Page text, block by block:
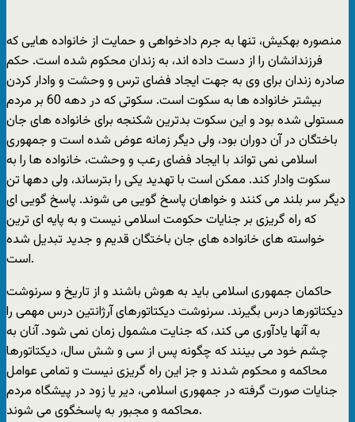
منصوره بهکیش، تنها به جرم دادخواهی و حمایت از خانواده هایی که
فرزندانشان را از دست داده اند، به زندان محکوم شده است. حکم
صادره زندان برای وی به جهت ایجاد فضای ترس و وحشت و وادار کردن
بیشتر خانواده ها به سکوت است. سکوتی که در دهه 60 بر مردم
مستولی شده بود و این سکوت بدترین شکنجه برای خانواده های جان
باختگان در آن دوران بود، ولی دیگر زمانه عوض شده است و جمهوری
اسلامی نمی تواند با ایجاد فضای رعب و وحشت، خانواده ها را به
سکوت وادار کند. ممکن است با تهدید یکی را بترساند، ولی دهها تن
دیگر سر بلند می کنند و خواهان پاسخ گویی می شوند. پاسخ گویی ای
که راه گریزی بر جنایات حکومت اسلامی نیست و به پایه ای ترین
خواسته های خانواده های جان باختگان قدیم و جدید تبدیل شده
است.
حاکمان جمهوری اسلامی باید به هوش باشند و از تاریخ و سرنوشت
دیکتاتورها درس بگیرند. سرنوشت دیکتاتورهای آرژانتین درس مهمی را
به آنها یادآوری می کند، که جنایت مشمول زمان نمی شود. آنان به
چشم خود می بینند که چگونه پس از سی و شش سال، دیکتاتورها
محاکمه و محکوم شدند و جز این راه گریزی نیست و تمامی عوامل
جنایات صورت گرفته در جمهوری اسلامی، دیر یا زود در پیشگاه مردم
محاکمه و مجبور به پاسخگوی می شوند.